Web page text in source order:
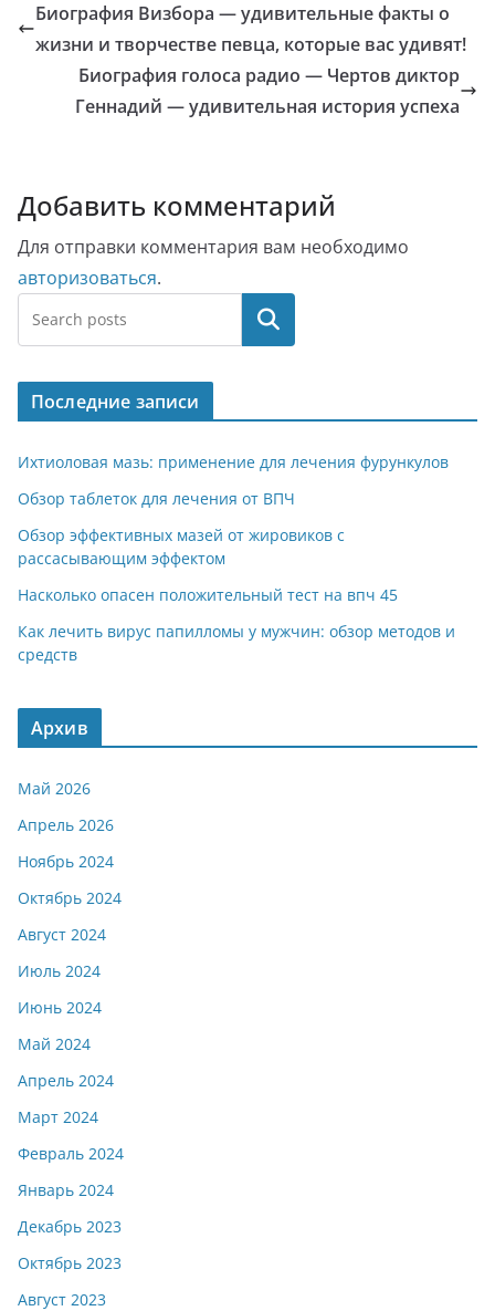
Биография Визбора — удивительные факты о
жизни и творчестве певца, которые вас удивят!
Биография голоса радио — Чертов диктор
Геннадий — удивительная история успеха
Добавить комментарий
Для отправки комментария вам необходимо
авторизоваться.
Поиск
Последние записи
Ихтиоловая мазь: применение для лечения фурункулов
Обзор таблеток для лечения от ВПЧ
Обзор эффективных мазей от жировиков с
рассасывающим эффектом
Насколько опасен положительный тест на впч 45
Как лечить вирус папилломы у мужчин: обзор методов и
средств
Архив
Май 2026
Апрель 2026
Ноябрь 2024
Октябрь 2024
Август 2024
Июль 2024
Июнь 2024
Май 2024
Апрель 2024
Март 2024
Февраль 2024
Январь 2024
Декабрь 2023
Октябрь 2023
Август 2023